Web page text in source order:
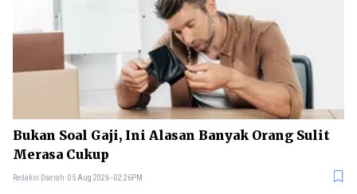
Bukan Soal Gaji, Ini Alasan Banyak Orang Sulit
Merasa Cukup
Redaksi Daerah 05 Aug 2026 - 02:26PM